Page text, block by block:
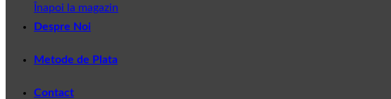
Înapoi la magazin
Despre Noi
Metode de Plata
Contact